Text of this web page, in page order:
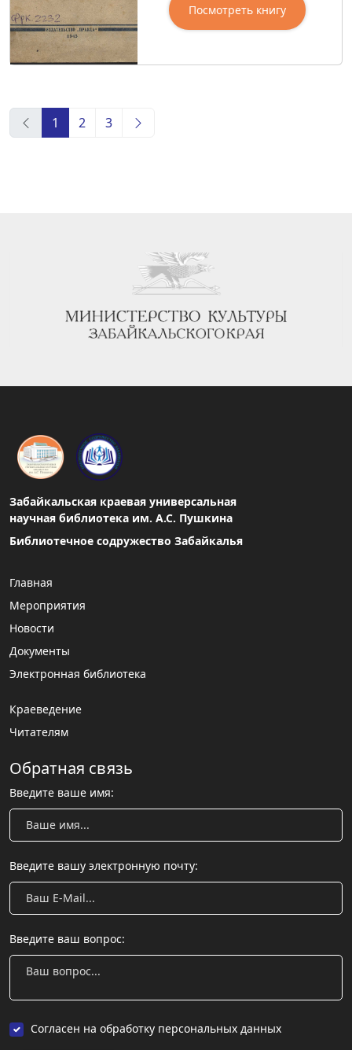
Посмотреть книгу
1 2 3
Забайкальская краевая универсальная
научная библиотека им. А.С. Пушкина
Библиотечное содружество Забайкалья
Главная
Мероприятия
Новости
Документы
Электронная библиотека
Краеведение
Читателям
Обратная связь
Введите ваше имя:
Введите вашу электронную почту:
Введите ваш вопрос:
Согласен на обработку персональных данных